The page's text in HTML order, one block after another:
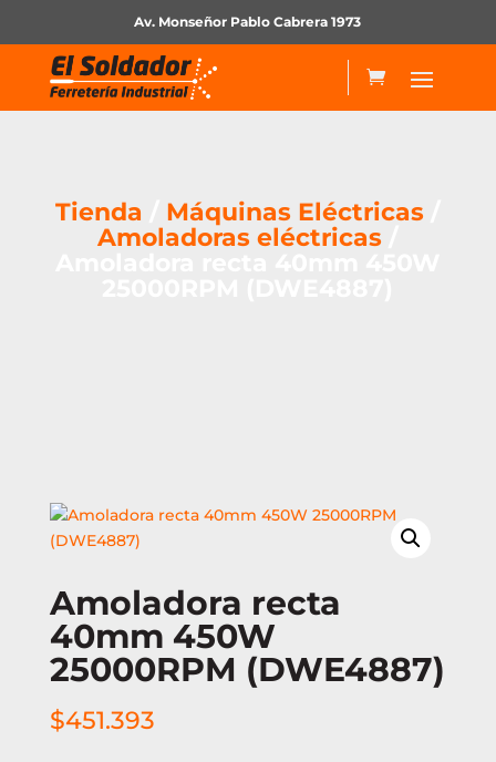
Av. Monseñor Pablo Cabrera 1973
Tienda Máquinas Eléctricas/
Amoladoras eléctricas/
Amoladora recta
40mm 450W
25000RPM (DWE4887)
$451.393